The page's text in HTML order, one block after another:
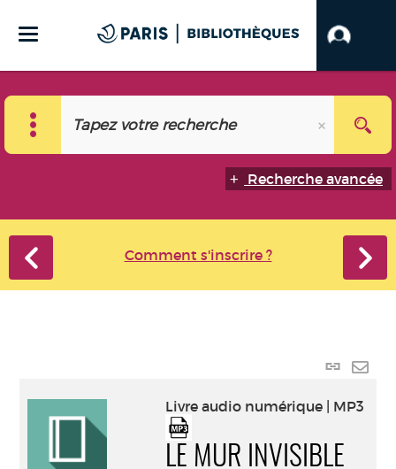
Recherche avancée
Comment s'inscrire ?
Lien
par
Livre audio numérique | MP3
LE MUR INVISIBLE